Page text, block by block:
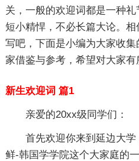
关，一般的欢迎词都是一种
短小精悍，不必长篇大论。
写吧，下面是小编为大家收
家借鉴与参考，希望对大家有
新生欢迎词 篇1
亲爱的20xx级同学们：
首先欢迎你来到延边大
鲜-韩国学学院这个大家庭的一